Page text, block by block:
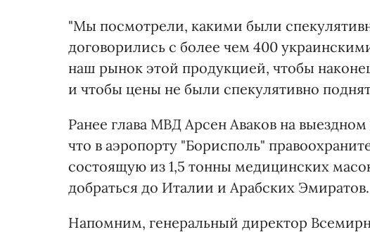
"Мы посмотрели, какими были
договорились с более чем 400
наш рынок этой продукцией, чтобы
и чтобы цены не были спекулятивно
Ранее глава МВД Арсен Аваков на выездном
что в аэропорту "Борисполь"
состоящую из 1,5 тонны медицинских
добраться до Италии и Арабских Эмиратов.
Напомним, генеральный директор